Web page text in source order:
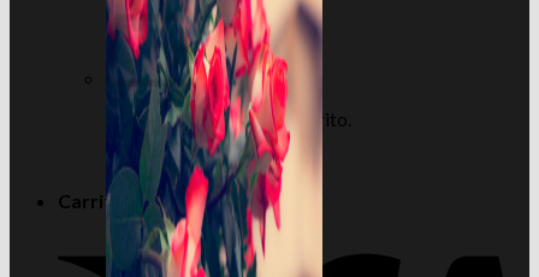
No hay productos en el carrito.
Volver a la tienda
Carrito